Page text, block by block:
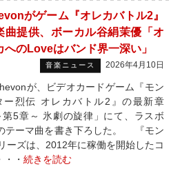
がゲーム『オレカバトル2』
曲提供、ボーカル谷絹茉優「オ
へのLoveはバンド界一深い」
音楽ニュース 2026年4月10日
が、ビデオカードゲーム『モン
ー烈伝 オレカバトル2』の最新章
第5章～ 氷劇の旋律」にて、ラスボ
テーマ曲を書き下ろした。 『モン
ーズは、2012年に稼働を開始したコ
・ 続きを読む